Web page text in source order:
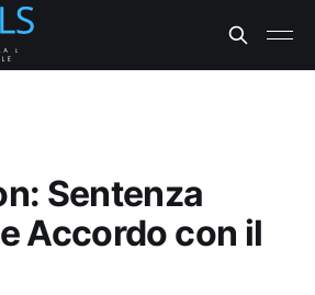
Sentenza
Accordo con il